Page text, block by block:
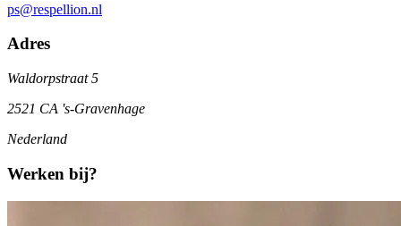
ps@respellion.nl
Adres
Waldorpstraat 5
2521 CA 's-Gravenhage
Nederland
Werken bij?